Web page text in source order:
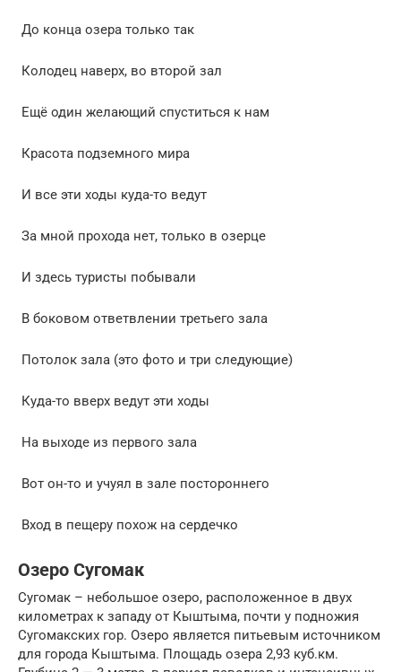
До конца озера только так
Колодец наверх, во второй зал
Ещё один желающий спуститься к нам
Красота подземного мира
И все эти ходы куда-то ведут
За мной прохода нет, только в озерце
И здесь туристы побывали
В боковом ответвлении третьего зала
Потолок зала (это фото и три следующие)
Куда-то вверх ведут эти ходы
На выходе из первого зала
Вот он-то и учуял в зале постороннего
Вход в пещеру похож на сердечко
Озеро Сугомак
Сугомак – небольшое озеро, расположенное в двух
километрах к западу от Кыштыма, почти у подножия
Сугомакских гор. Озеро является питьевым источником
для города Кыштыма. Площадь озера 2,93 куб.км.